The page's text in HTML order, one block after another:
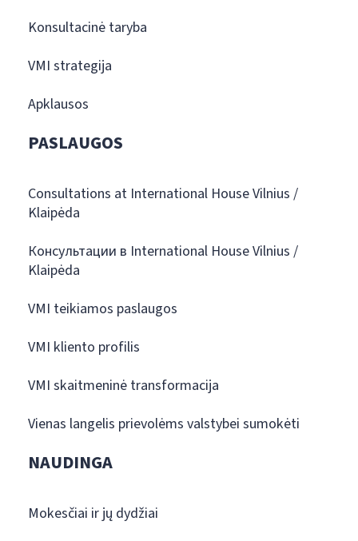
Konsultacinė taryba
VMI strategija
Apklausos
PASLAUGOS
Consultations at International House Vilnius /
Klaipėda
Консультации в International House Vilnius /
Klaipėda
VMI teikiamos paslaugos
VMI kliento profilis
VMI skaitmeninė transformacija
Vienas langelis prievolėms valstybei sumokėti
NAUDINGA
Mokesčiai ir jų dydžiai